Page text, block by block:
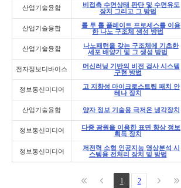
산업기술융합
비접촉 수면상태 판단 및 수면유도
장치 그리고 그 방법
산업기술융합
롤 투 롤 플레이트 프로세스를 이용
한 나노 구조체 생성 방법
산업기술융합
나노패턴을 갖는 구조체에 기초한
세포 배양기 및 그 생성 방법
전자정보디바이스
머신러닝 기반의 비전 검사 시스템
구현 방법
정보통신미디어
고 지향성 마이크로스트립 패치 안
테나 장치
산업기술융합 양자 정보 기술용 극저온 냉각장치
정보통신미디어
다중 광원을 이용한 표면 향상 정보
획득 장치
정보통신미디어
저전력 소형 인공지능 영상분석 시
스템용 전처리 장치 및 방법
1 2